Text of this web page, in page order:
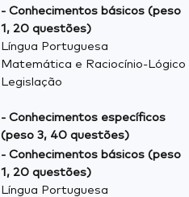
- Conhecimentos básicos (peso
1, 20 questões)
Língua Portuguesa
Matemática e Raciocínio-Lógico
Legislação
- Conhecimentos específicos
(peso 3, 40 questões)
- Conhecimentos básicos (peso
1, 20 questões)
Língua Portuguesa